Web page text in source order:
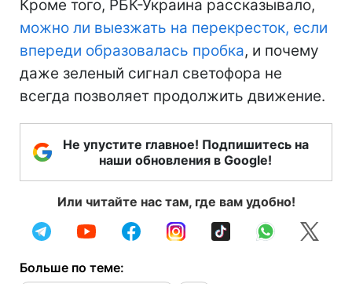
Кроме того, РБК-Украина рассказывало,
можно ли выезжать на перекресток, если
впереди образовалась пробка, и почему
даже зеленый сигнал светофора не
всегда позволяет продолжить движение.
Не упустите главное! Подпишитесь на
наши обновления в Google!
Или читайте нас там, где вам удобно!
Больше по теме: